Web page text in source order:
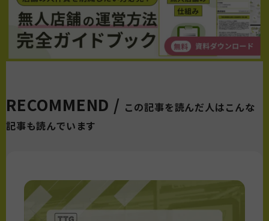
RECOMMEND / この記事を読んだ人はこんな
記事も読んでいます